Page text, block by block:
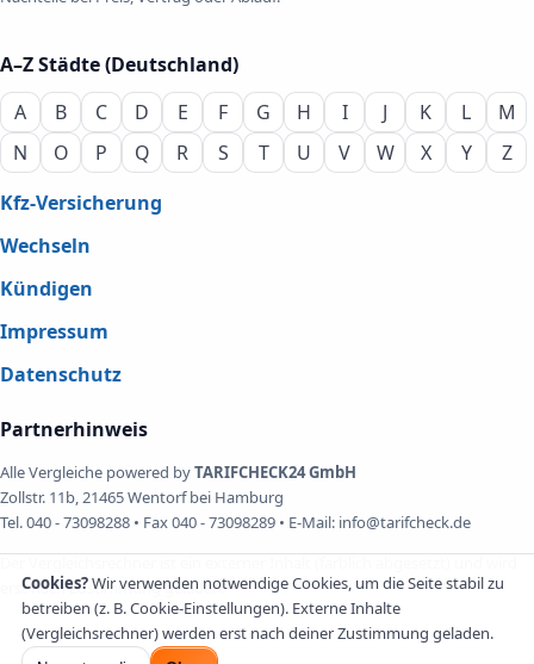
A–Z Städte (Deutschland)
A
B C D E F G H I J K L
M
N
O P Q R S T U V W X Y
Z
Kfz-Versicherung
Wechseln
Kündigen
Impressum
Datenschutz
Partnerhinweis
Alle Vergleiche powered byTARIFCHECK24 GmbH
Zollstr. 11b, 21465 Wentorf bei Hamburg
Tel. 040 - 73098288 • Fax 040 - 73098289 • E-Mail: info@tarifcheck.de
erst nach Zustimmung geladen.
Cookies?Wir verwenden notwendige Cookies, um die Seite stabil zu
betreiben (z. B. Cookie-Einstellungen). Externe Inhalte
(Vergleichsrechner) werden erst nach deiner Zustimmung geladen.